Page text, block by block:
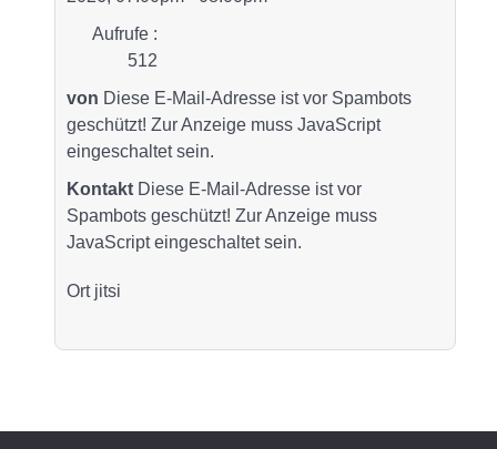
Aufrufe:
512
von Diese E-Mail-Adresse ist vor Spambots
geschützt! Zur Anzeige muss JavaScript
eingeschaltet sein.
Kontakt Diese E-Mail-Adresse ist vor
Spambots geschützt! Zur Anzeige muss
JavaScript eingeschaltet sein.
Ort jitsi